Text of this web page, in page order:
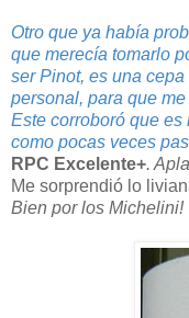
Otro que ya había
que merecía tomarlo
ser Pinot, es una
personal, para que me
Este corroboró que
como pocas veces
RPC Excelente+.
Me sorprendió lo
Bien por los Michelini!